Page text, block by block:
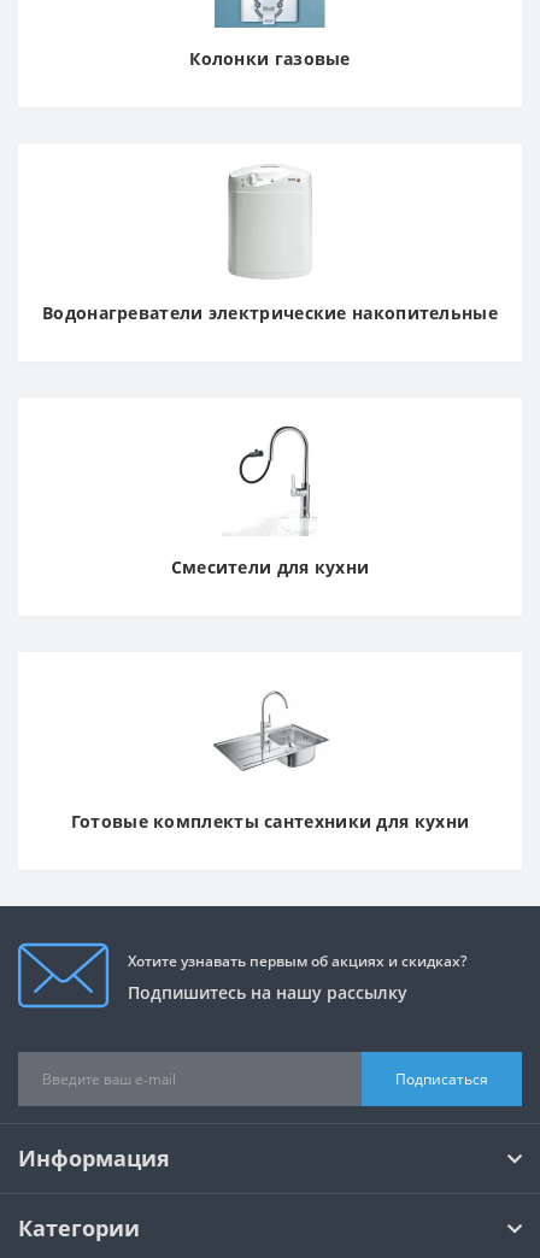
Колонки газовые
Водонагреватели электрические накопительные
Смесители для кухни
Готовые комплекты сантехники для кухни
Хотите узнавать первым об акциях и скидках?
Подпишитесь на нашу рассылку
Подписаться
Информация
Категории